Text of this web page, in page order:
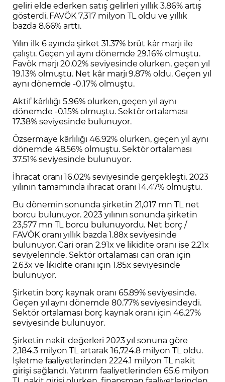
geliri elde ederken satış gelirleri yıllık 3.86% artış
gösterdi. FAVÖK 7,317 milyon TL oldu ve yıllık
bazda 8.66% arttı.
Yılın ilk 6 ayında şirket 31.37% brüt kâr marjı ile
çalıştı. Geçen yıl aynı dönemde 29.16% olmuştu.
Favök marjı 20.02% seviyesinde olurken, geçen yıl
19.13% olmuştu. Net kâr marjı 9.87% oldu. Geçen yıl
aynı dönemde -0.17% olmuştu.
Aktif kârlılığı 5.96% olurken, geçen yıl aynı
dönemde -0.15% olmuştu. Sektör ortalaması
17.38% seviyesinde bulunuyor.
Özsermaye kârlılığı 46.92% olurken, geçen yıl aynı
dönemde 48.56% olmuştu. Sektör ortalaması
37.51% seviyesinde bulunuyor.
İhracat oranı 16.02% seviyesinde gerçekleşti. 2023
yılının tamamında ihracat oranı 14.47% olmuştu.
Bu dönemin sonunda şirketin 21,017 mn TL net
borcu bulunuyor. 2023 yılının sonunda şirketin
23,577 mn TL borcu bulunuyordu. Net borç /
FAVÖK oranı yıllık bazda 1.88x seviyesinde
bulunuyor. Cari oran 2.91x ve likidite oranı ise 2.21x
seviyelerinde. Sektör ortalaması cari oran için
2.63x ve likidite oranı için 1.85x seviyesinde
bulunuyor.
Şirketin borç kaynak oranı 65.89% seviyesinde.
Geçen yıl aynı dönemde 80.77% seviyesindeydi.
Sektör ortalaması borç kaynak oranı için 46.27%
seviyesinde bulunuyor.
Şirketin nakit değerleri 2023 yıl sonuna göre
2,184.3 milyon TL artarak 16,724.8 milyon TL oldu.
İşletme faaliyetlerinden 2224.1 milyon TL nakit
girişi sağlandı. Yatırım faaliyetlerinden 65.6 milyon